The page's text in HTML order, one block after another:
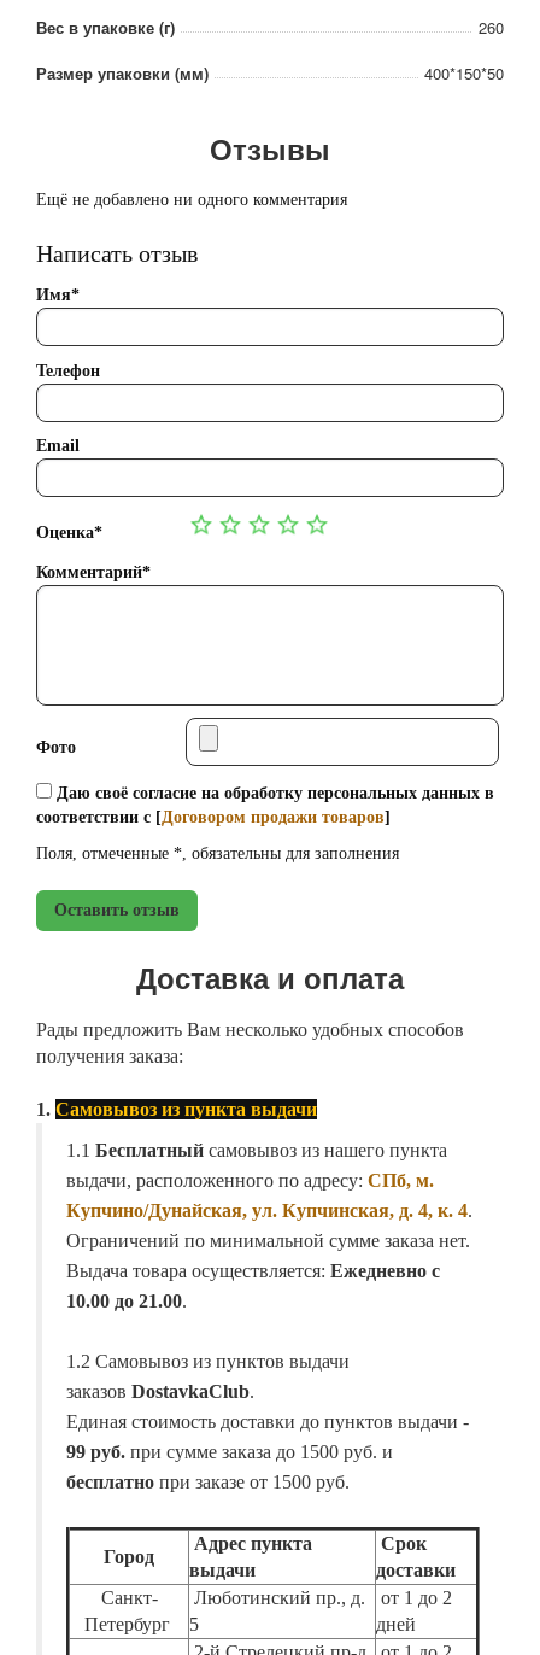
Вес в упаковке (г)
260
Размер упаковки (мм)
400*150*50
Отзывы
Ещё не добавлено ни одного комментария
Написать отзыв
Имя*
Телефон
Email
Оценка*
Комментарий*
Фото
Даю своё согласие на обработку персональных данных в
соответствии с [Договором продажи товаров]
Поля, отмеченные *, обязательны для заполнения
Оставить отзыв
Доставка и оплата
Рады предложить Вам несколько удобных способов
получения заказа:
1. Самовывоз из пункта выдачи
1.1 Бесплатный самовывоз из нашего пункта
выдачи, расположенного по адресу: СПб, м.
Купчино/Дунайская, ул. Купчинская, д. 4, к. 4.
Ограничений по минимальной сумме заказа нет.
Выдача товара осуществляется: Ежедневно с
10.00 до 21.00.
1.2 Самовывоз из пунктов выдачи
заказов DostavkaClub.
Единая стоимость доставки до пунктов выдачи -
99 руб. при сумме заказа до 1500 руб. и
бесплатно при заказе от 1500 руб.
Город
Адрес пункта
выдачи
Срок
доставки
Санкт-
Петербург
Люботинский пр., д.
5
от 1 до 2
дней